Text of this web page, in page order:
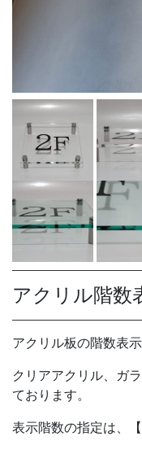
アクリル階数
アクリル板の階数表示
クリアアクリル、ガ
ております。
表示階数の指定は、